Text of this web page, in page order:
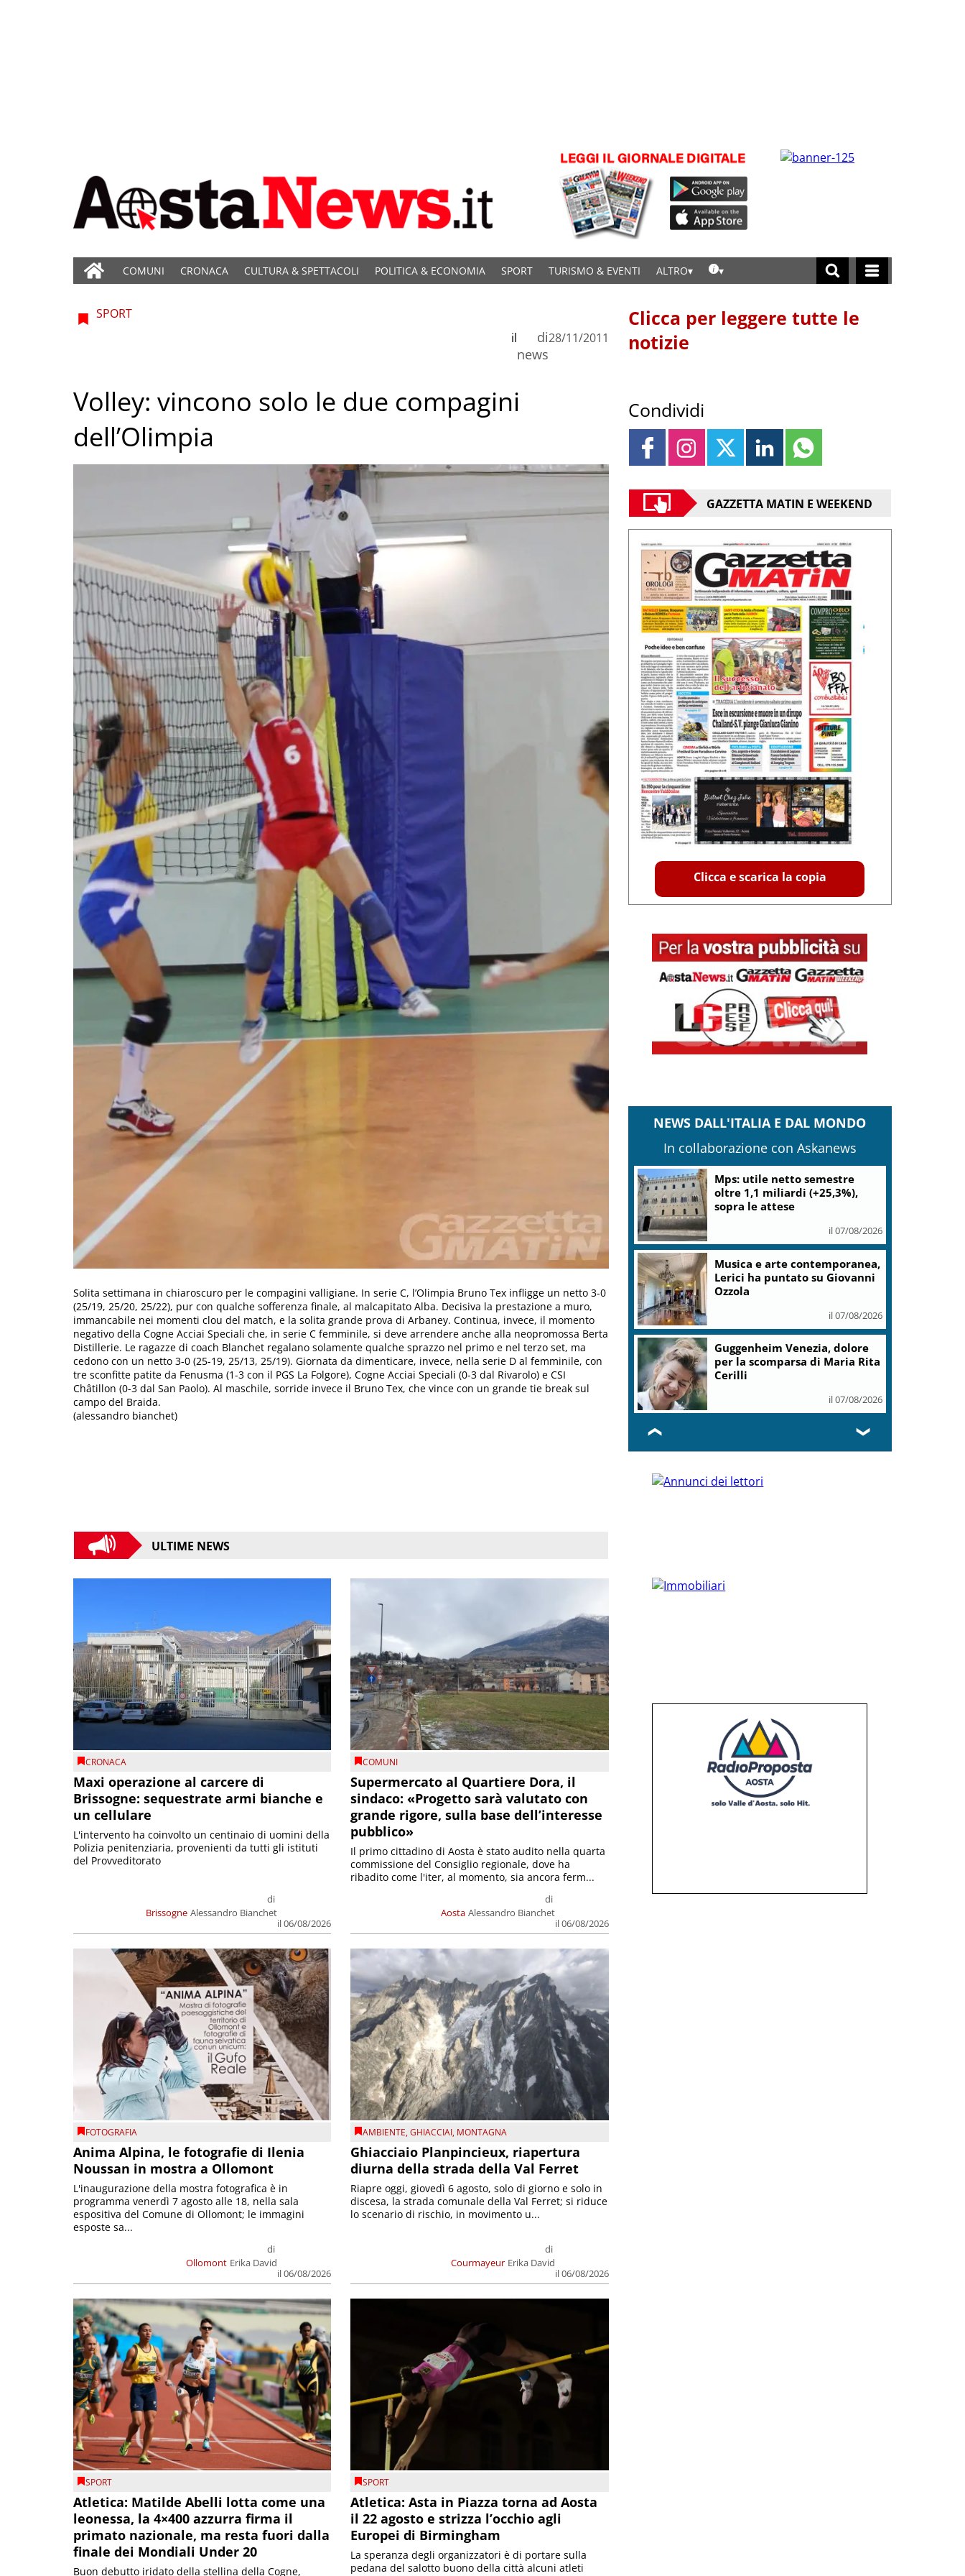
COMUNI CRONACA CULTURA & SPETTACOLI POLITICA & ECONOMIA SPORT TURISMO & EVENTI ALTRO
SPORT
di
news
il 28/11/2011
Volley: vincono solo le due compagini
dell’Olimpia
Solita settimana in chiaroscuro per le compagini valligiane. In serie C, l’Olimpia Bruno Tex infligge un netto 3-0
(25/19, 25/20, 25/22), pur con qualche sofferenza finale, al malcapitato Alba. Decisiva la prestazione a muro,
immancabile nei momenti clou del match, e la solita grande prova di Arbaney. Continua, invece, il momento
negativo della Cogne Acciai Speciali che, in serie C femminile, si deve arrendere anche alla neopromossa Berta
Distillerie. Le ragazze di coach Blanchet regalano solamente qualche sprazzo nel primo e nel terzo set, ma
cedono con un netto 3-0 (25-19, 25/13, 25/19). Giornata da dimenticare, invece, nella serie D al femminile, con
tre sconfitte patite da Fenusma (1-3 con il PGS La Folgore), Cogne Acciai Speciali (0-3 dal Rivarolo) e CSI
Châtillon (0-3 dal San Paolo). Al maschile, sorride invece il Bruno Tex, che vince con un grande tie break sul
campo del Braida.
(alessandro bianchet)
ULTIME NEWS
CRONACA
Maxi operazione al carcere di
Brissogne: sequestrate armi bianche e
un cellulare
Brissogne
di
Alessandro Bianchet
il 06/08/2026
L'intervento ha coinvolto un centinaio di uomini della
Polizia penitenziaria, provenienti da tutti gli istituti
del Provveditorato
COMUNI
Supermercato al Quartiere Dora, il
sindaco: «Progetto sarà valutato con
grande rigore, sulla base dell’interesse
pubblico»
Aosta
di
Alessandro Bianchet
il 06/08/2026
Il primo cittadino di Aosta è stato audito nella quarta
commissione del Consiglio regionale, dove ha
ribadito come l'iter, al momento, sia ancora ferm...
FOTOGRAFIA
Anima Alpina, le fotografie di Ilenia
Noussan in mostra a Ollomont
Ollomont
di
Erika David
il 06/08/2026
L'inaugurazione della mostra fotografica è in
programma venerdì 7 agosto alle 18, nella sala
espositiva del Comune di Ollomont; le immagini
esposte sa...
AMBIENTE,GHIACCIAI, MONTAGNA
Ghiacciaio Planpincieux, riapertura
diurna della strada della Val Ferret
Courmayeur
di
Erika David
il 06/08/2026
Riapre oggi, giovedì 6 agosto, solo di giorno e solo in
discesa, la strada comunale della Val Ferret; si riduce
lo scenario di rischio, in movimento u...
SPORT
Atletica: Matilde Abelli lotta come una
leonessa, la 4×400 azzurra firma il
primato nazionale, ma resta fuori dalla
finale dei Mondiali Under 20
Buon debutto iridato della stellina della Cogne,
SPORT
Atletica: Asta in Piazza torna ad Aosta
il 22 agosto e strizza l’occhio agli
Europei di Birmingham
La speranza degli organizzatori è di portare sulla
pedana del salotto buono della città alcuni atleti
Clicca per leggere tutte le
notizie
Condividi
GAZZETTA MATIN E WEEKEND
Clicca e scarica la copia
NEWS DALL'ITALIA E DAL MONDO
In collaborazione con Askanews
Mps: utile netto semestre
oltre 1,1 miliardi (+25,3%),
sopra le attese
il 07/08/2026
Musica e arte contemporanea,
Lerici ha puntato su Giovanni
Ozzola
il 07/08/2026
Guggenheim Venezia, dolore
per la scomparsa di Maria Rita
Cerilli
il 07/08/2026
❮ ❯